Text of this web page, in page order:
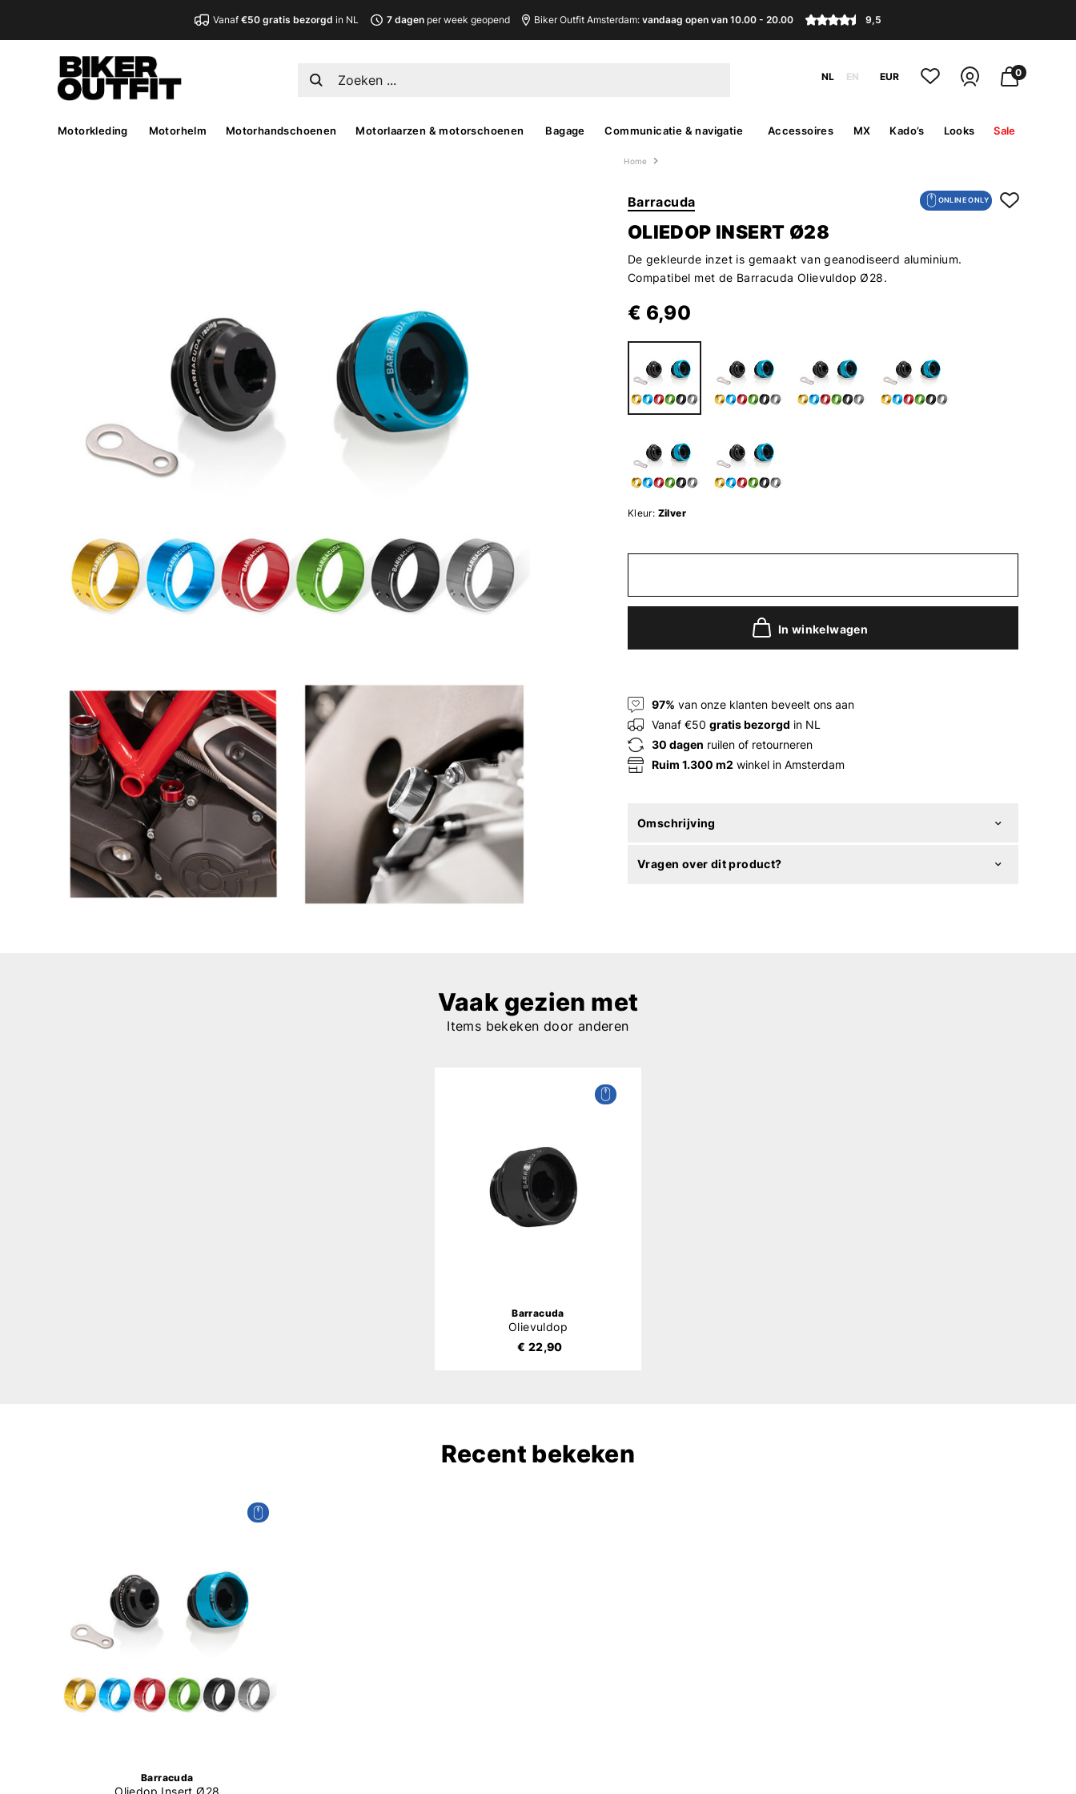
Vanaf€50 gratis bezorgd in NL 7 dagenper week geopend Biker Outfit Amsterdam: vandaag open van 10.00 - 20.00 9,5
NL EN EUR 0
Motorkleding Motorhelm Motorhandschoenen Motorlaarzen & motorschoenen Bagage Communicatie & navigatie Accessoires MX Kado’s Looks Sale
Home
ONLINE ONLY
Barracuda
OLIEDOP INSERT Ø28
De gekleurde inzet is gemaakt van geanodiseerd aluminium.
Compatibel met de Barracuda Olievuldop Ø28.
€ 6,90
Kleur: Zilver
In winkelwagen
97% van onze klanten beveelt ons aan
Vanaf €50 gratis bezorgd in NL
30 dagen ruilen of retourneren
Ruim 1.300 m2 winkel in Amsterdam
Omschrijving
Vragen over dit product?
Vaak gezien met
Items bekeken door anderen
Barracuda
Olievuldop
€ 22,90
Recent bekeken
Barracuda